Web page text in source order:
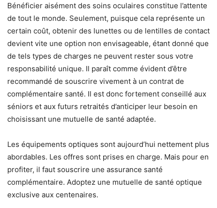
Bénéficier aisément des soins oculaires constitue l’attente
de tout le monde. Seulement, puisque cela représente un
certain coût, obtenir des lunettes ou de lentilles de contact
devient vite une option non envisageable, étant donné que
de tels types de charges ne peuvent rester sous votre
responsabilité unique. Il paraît comme évident d’être
recommandé de souscrire vivement à un contrat de
complémentaire santé. Il est donc fortement conseillé aux
séniors et aux futurs retraités d’anticiper leur besoin en
choisissant une mutuelle de santé adaptée.
Les équipements optiques sont aujourd’hui nettement plus
abordables. Les offres sont prises en charge. Mais pour en
profiter, il faut souscrire une assurance santé
complémentaire. Adoptez une mutuelle de santé optique
exclusive aux centenaires.